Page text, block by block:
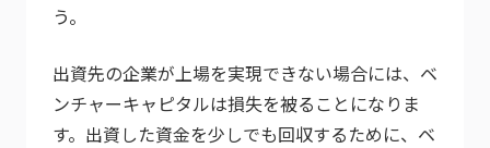
う。
出資先の企業が上場を実現できない場合には、ベ
ンチャーキャピタルは損失を被ることになりま
す。出資した資金を少しでも回収するために、ベ